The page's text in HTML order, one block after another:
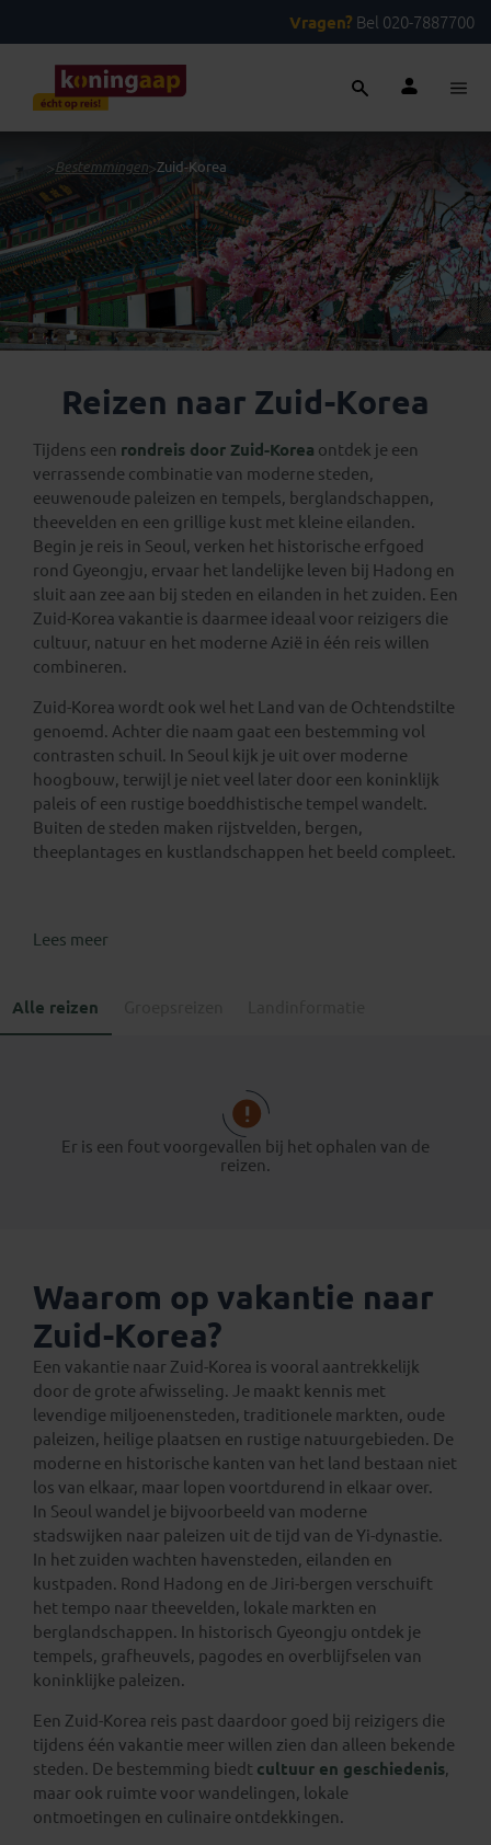
Vragen? Bel 020-7887700
> Bestemmingen>Zuid-Korea
Reizen naar Zuid-Korea
Tijdens een rondreis door Zuid-Korea ontdek je een
verrassende combinatie van moderne steden,
eeuwenoude paleizen en tempels, berglandschappen,
theevelden en een grillige kust met kleine eilanden.
Begin je reis in Seoul, verken het historische erfgoed
rond Gyeongju, ervaar het landelijke leven bij Hadong en
sluit aan zee aan bij steden en eilanden in het zuiden. Een
Zuid-Korea vakantie is daarmee ideaal voor reizigers die
cultuur, natuur en het moderne Azië in één reis willen
combineren.
Zuid-Korea wordt ook wel het Land van de Ochtendstilte
genoemd. Achter die naam gaat een bestemming vol
contrasten schuil. In Seoul kijk je uit over moderne
hoogbouw, terwijl je niet veel later door een koninklijk
paleis of een rustige boeddhistische tempel wandelt.
Buiten de steden maken rijstvelden, bergen,
theeplantages en kustlandschappen het beeld compleet.
Lees meer
Alle reizen
Er is een fout voorgevallen bij het ophalen van de
reizen.
Waarom op vakantie naar
Zuid-Korea?
Een vakantie naar Zuid-Korea is vooral aantrekkelijk
door de grote afwisseling. Je maakt kennis met
levendige miljoenensteden, traditionele markten, oude
paleizen, heilige plaatsen en rustige natuurgebieden. De
moderne en historische kanten van het land bestaan niet
los van elkaar, maar lopen voortdurend in elkaar over.
In Seoul wandel je bijvoorbeeld van moderne
stadswijken naar paleizen uit de tijd van de Yi-dynastie.
In het zuiden wachten havensteden, eilanden en
kustpaden. Rond Hadong en de Jiri-bergen verschuift
het tempo naar theevelden, lokale markten en
berglandschappen. In historisch Gyeongju ontdek je
tempels, grafheuvels, pagodes en overblijfselen van
koninklijke paleizen.
Een Zuid-Korea reis past daardoor goed bij reizigers die
tijdens één vakantie meer willen zien dan alleen bekende
steden. De bestemming biedt cultuur en geschiedenis,
maar ook ruimte voor wandelingen, lokale
ontmoetingen en culinaire ontdekkingen.